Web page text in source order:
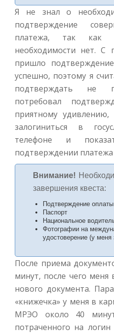
Я не знал о
подтверждение
платежа, так как
необходимости нет. С
пришло
успешно, поэтому я
подтверждать не
потребовал
приятному удивлению,
залогиниться в
телефоне и
подтверждении платежа
Внимание!
завершения квеста:
Подтверждение
Паспорт
Национальное
Фотографии на
удостоверение (у
После приема
минут, после чего меня
нового документа.
«книжечка» у меня в
МРЭО около 40
потраченного на